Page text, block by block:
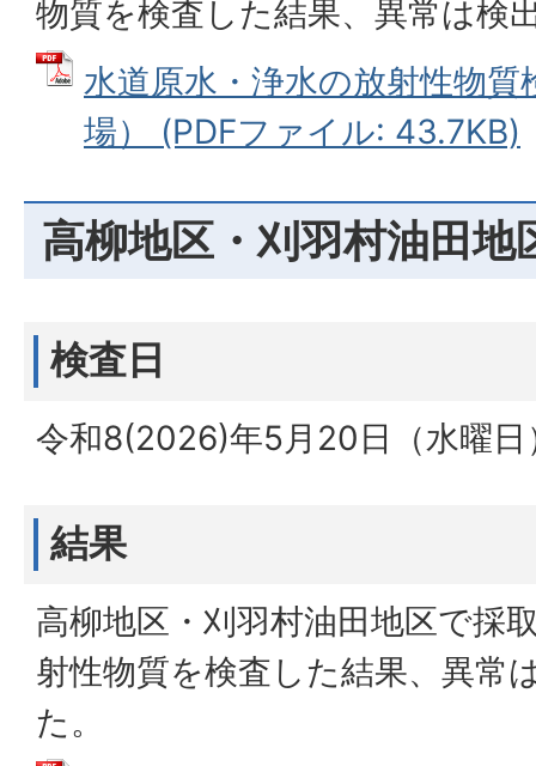
物質を検査した結果、異常は検
水道原水・浄水の放射性物質
場） (PDFファイル: 43.7KB)
高柳地区・刈羽村油田地
検査日
令和8(2026)年5月20日（水曜日
結果
高柳地区・刈羽村油田地区で採
射性物質を検査した結果、異常
た。